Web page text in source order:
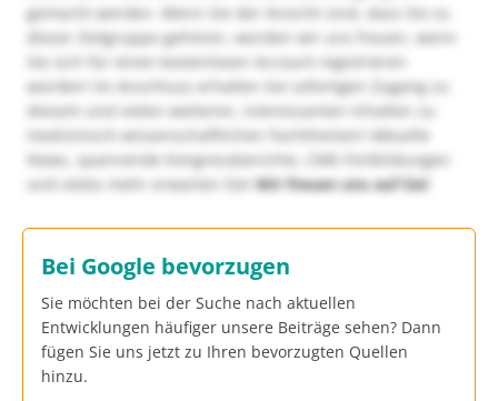
gemacht werden. Wenn Sie der Ansicht sind, dass Sie zu
dieser Zielgruppe gehören, würden wir uns freuen, wenn
Sie sich für einen kostenlosen Account registrieren
würden! Im Anschluss erhalten Sie sofortigen Zugang zu
diesem und vielen weiteren, interessanten Inhalten zu
medizinisch-wissenschaftlichen Fachthemen! Aktuelle
News, spannende Kongressberichte, CME-Fortbildungen
und vieles mehr erwarten Sie!Wir freuen uns auf Sie!
Bei Google bevorzugen
Sie möchten bei der Suche nach aktuellen
Entwicklungen häufiger unsere Beiträge sehen? Dann
fügen Sie uns jetzt zu Ihren bevorzugten Quellen
hinzu.